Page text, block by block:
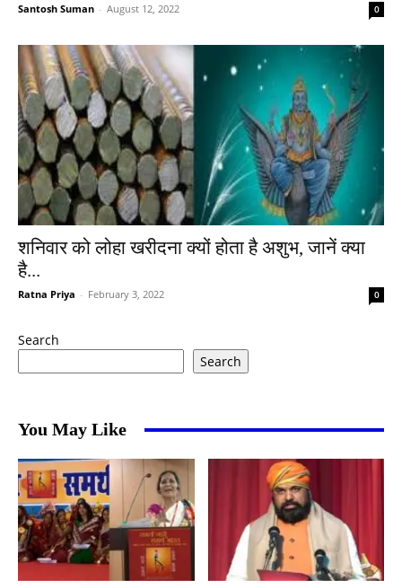
Santosh Suman - August 12, 2022 0
शनिवार को लोहा खरीदना क्यों होता है अशुभ, जानें क्या
है...
Ratna Priya - February 3, 2022 0
Search
Search
You May Like